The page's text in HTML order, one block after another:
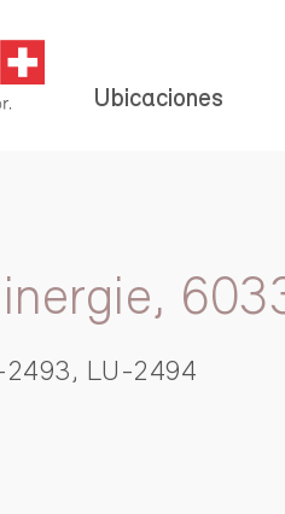
Ubicaciones
2493, LU-2494